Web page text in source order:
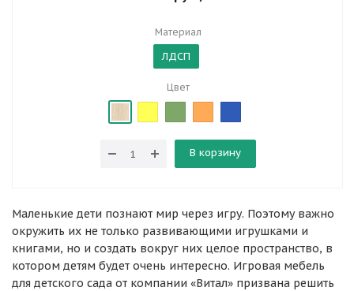
Материал
ЛДСП
Цвет
В корзину
Маленькие дети познают мир через игру. Поэтому важно
окружить их не только развивающими игрушками и
книгами, но и создать вокруг них целое пространство, в
котором детям будет очень интересно. Игровая мебель
для детского сада от компании «Витал» призвана решить